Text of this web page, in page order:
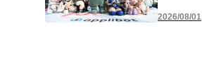
2026/08/01